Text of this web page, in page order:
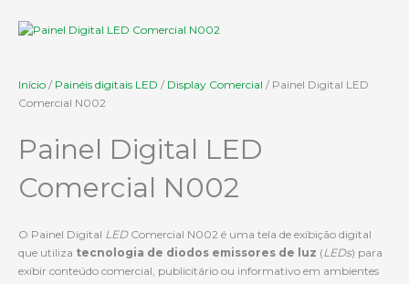
Início / Painéis digitais LED / Display Comercial / Painel Digital LED
Comercial N002
Painel Digital LED
Comercial N002
O Painel Digital LEDComercial N002 é uma tela de exibição digital
que utiliza tecnologia de diodos emissores de luz (LEDs) para
exibir conteúdo comercial, publicitário ou informativo em ambientes